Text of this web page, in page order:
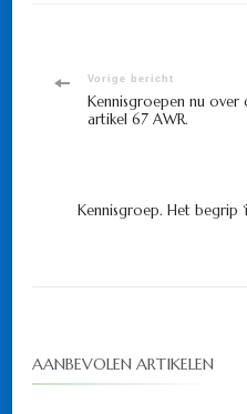
Bericht
navigatie
Vorige bericht
Kennisgroepen nu over
artikel 67 AWR.
Kennisgroep. Het begrip
AANBEVOLEN ARTIKELEN